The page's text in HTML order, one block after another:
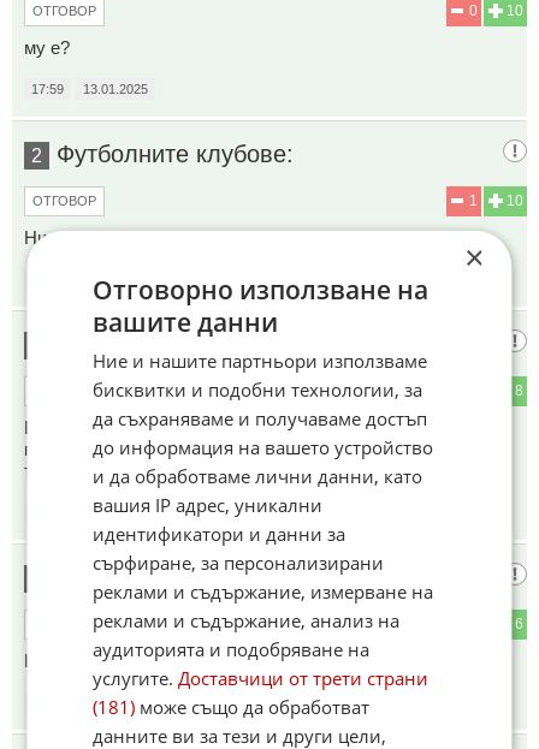
10
0
ОТГОВОР
му е?
17:59 13.01.2025
2 Футболните клубове:
10
1
ОТГОВОР
Ние среща с тая неграмогна кукла на конци не желаем
13.01.2025
8
ОТГОВОР
Бг първенството е аматьорско, а националния отбор е
позор. Гонзо може да си се среща с когото си поиска, но
това нищо няма да промени.
13.01.2025
То е ясно!
6
ОТГОВОР
Ще ходи на ядене и пиене джагала.
13.01.2025
×
Отговорно използване на
вашите данни
Ние и нашите партньори използваме
бисквитки и подобни технологии, за
да съхраняваме и получаваме достъп
до информация на вашето устройство
и да обработваме лични данни, като
вашия IP адрес, уникални
идентификатори и данни за
сърфиране, за персонализирани
реклами и съдържание, измерване на
реклами и съдържание, анализ на
аудиторията и подобряване на
услугите.Доставчици от трети страни
(181) може също да обработват
данните ви за тези и други цели,